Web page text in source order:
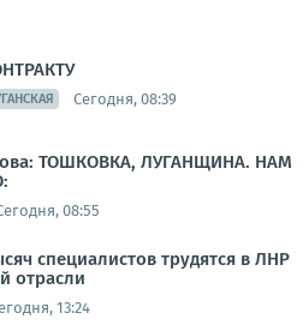
Сегодня, 08:39
ТОШКОВКА, ЛУГАНЩИНА. НАМ
08:55
специалистов трудятся в ЛНР
отрасли
13:24